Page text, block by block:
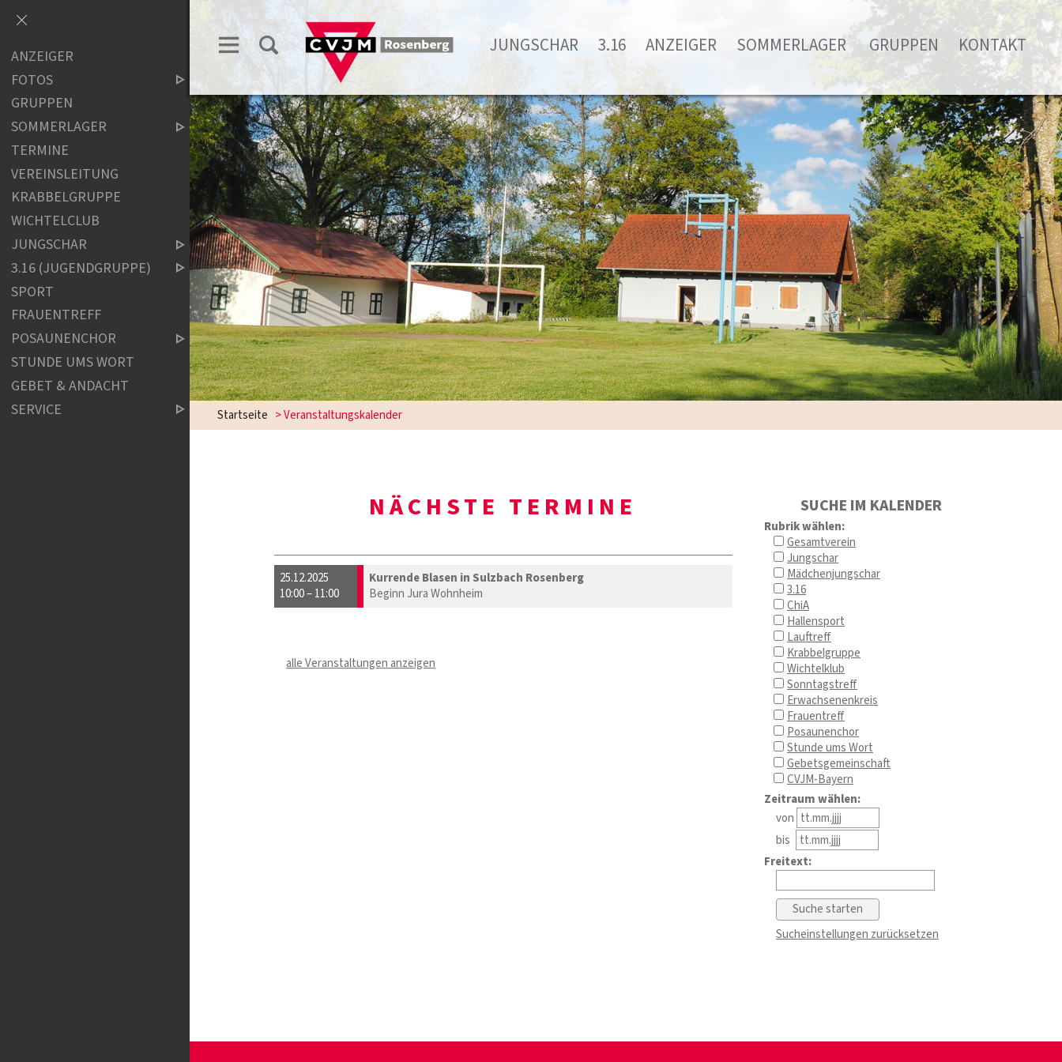
JUNGSCHAR 3.16 ANZEIGER SOMMERLAGER GRUPPEN KONTAKT
Startseite > Veranstaltungskalender
NÄCHSTE TERMINE SUCHE IM KALENDER
Rubrik wählen:
Gesamtverein
Jungschar
Mädchenjungschar
3.16
ChiA
Hallensport
Lauftreff
Krabbelgruppe
Wichtelklub
Sonntagstreff
Erwachsenenkreis
Frauentreff
Posaunenchor
Stunde ums Wort
Gebetsgemeinschaft
CVJM-Bayern
Zeitraum wählen:
von
bis
Freitext:
Sucheinstellungen zurücksetzen
25.12.2025
10:00 – 11:00
Kurrende Blasen in Sulzbach Rosenberg
Beginn Jura Wohnheim
alle Veranstaltungen anzeigen
ANZEIGER
FOTOS
GRUPPEN
SOMMERLAGER
TERMINE
VEREINSLEITUNG
KRABBELGRUPPE
WICHTELCLUB
JUNGSCHAR
3.16 (JUGENDGRUPPE)
SPORT
FRAUENTREFF
POSAUNENCHOR
STUNDE UMS WORT
GEBET & ANDACHT
SERVICE